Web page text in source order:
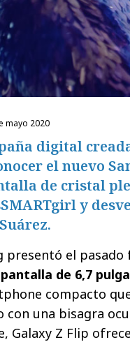
mayo 2020
digital
el nuevo
de cristal
y
presentó el
de 6,7
compacto
con una bisagra
Galaxy Z Flip